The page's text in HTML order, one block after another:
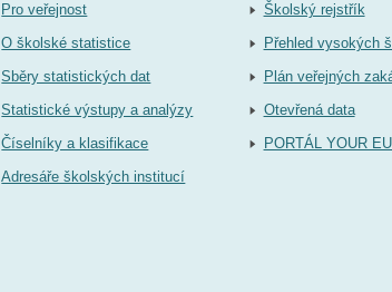
Pro veřejnost
O školské statistice
Sběry statistických dat
Statistické výstupy a analýzy
Číselníky a klasifikace
Adresáře školských institucí
Školský rejstřík
Přehled vysokých
Plán veřejných
Otevřená data
PORTÁL YOUR